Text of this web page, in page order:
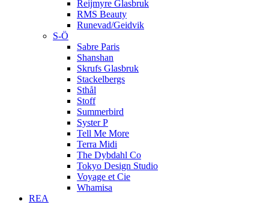
Reijmyre Glasbruk
RMS Beauty
Runevad/Geidvik
S-Ö
Sabre Paris
Shanshan
Skrufs Glasbruk
Stackelbergs
Sthål
Stoff
Summerbird
Syster P
Tell Me More
Terra Midi
The Dybdahl Co
Tokyo Design Studio
Voyage et Cie
Whamisa
REA